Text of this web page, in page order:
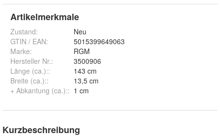
Artikelmerkmale
Zustand:
Neu
GTIN / EAN:
5015399649063
Marke:
RGM
Hersteller Nr.:
3500906
Länge (ca.)::
143 cm
Breite (ca.)::
13,5 cm
+ Abkantung (ca.):: 1 cm
Kurzbeschreibung